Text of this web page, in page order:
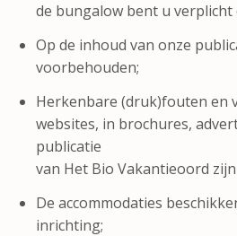
de bungalow bent u verplicht
Op de inhoud van onze
voorbehouden;
Herkenbare (druk)fouten en
websites, in brochures,
publicatie
van Het Bio Vakantieoord
De accommodaties
inrichting;